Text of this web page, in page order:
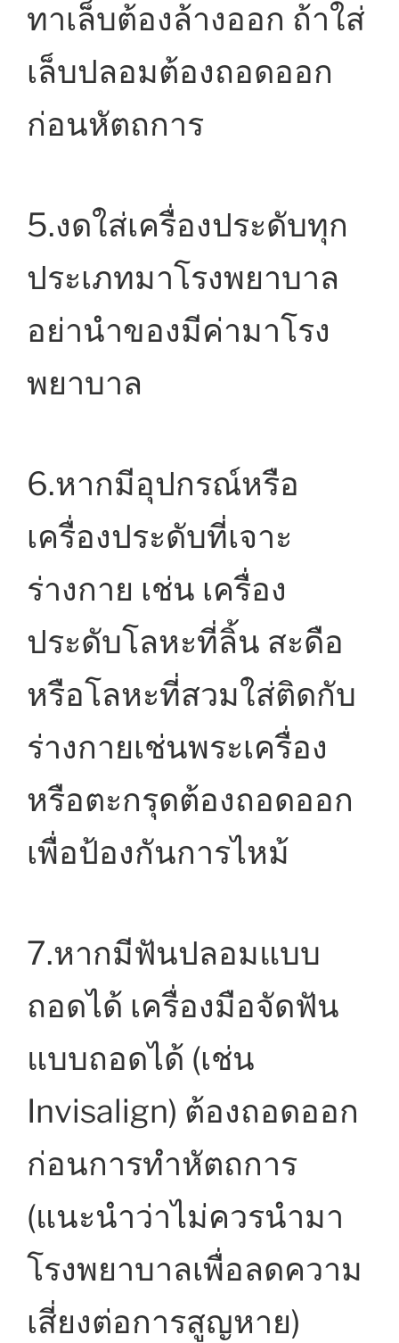
ทาเล็บต้องล้างออก ถ้าใส่
เล็บปลอมต้องถอดออก
ก่อนหัตถการ
5.งดใส่เครื่องประดับทุก
ประเภทมาโรงพยาบาล
อย่านำของมีค่ามาโรง
พยาบาล
6.หากมีอุปกรณ์หรือ
เครื่องประดับที่เจาะ
ร่างกาย เช่น เครื่อง
ประดับโลหะที่ลิ้น สะดือ
หรือโลหะที่สวมใส่ติดกับ
ร่างกายเช่นพระเครื่อง
หรือตะกรุดต้องถอดออก
เพื่อป้องกันการไหม้
7.หากมีฟันปลอมแบบ
ถอดได้ เครื่องมือจัดฟัน
แบบถอดได้ (เช่น
Invisalign) ต้องถอดออก
ก่อนการทำหัตถการ
(แนะนำว่าไม่ควรนำมา
โรงพยาบาลเพื่อลดความ
เสี่ยงต่อการสูญหาย)